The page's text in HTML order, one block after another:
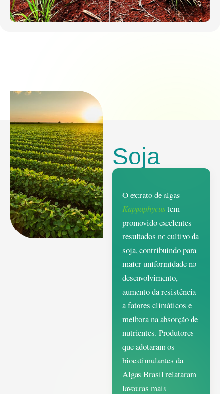
Soja
O extrato de algas
Kappaphycus tem
promovido excelentes
resultados no cultivo da
soja, contribuindo para
maior uniformidade no
desenvolvimento,
aumento da resistência
a fatores climáticos e
melhora na absorção de
nutrientes. Produtores
que adotaram os
bioestimulantes da
Algas Brasil relataram
lavouras mais